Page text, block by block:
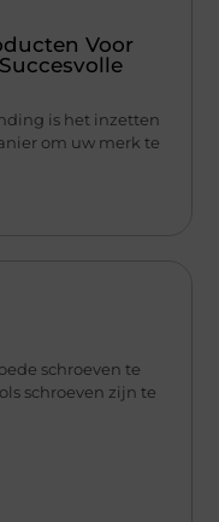
Voor
is het inzetten
om uw merk te
schroeven te
schroeven zijn te